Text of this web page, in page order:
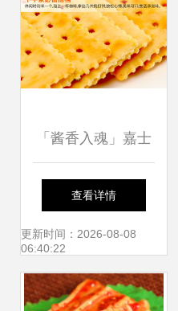
「酱香入魂」嘉士
利葱香苏打饼100g
一口酥脆，穿越经
典与童味
查看详情
更新时间：2026-08-08
06:40:22